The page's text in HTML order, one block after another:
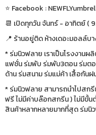
⭐️ Facebook :
📆 เปิดทุกวัน จันทร์ - อาทิตย์ (
📍 ร้านอยู่ติด ห้างเดอะมอลล์
* ร่มนิวฟลาย เราเป็นโรงงาน
แฟชั่น ร่มพับ ร่มพับ3ตอน ร่มตอ
ด้าน ร่มสนาม ร่มแม่ค้า เสื้อกันฝ
* ร่มนิวฟลาย สามารถนำไปสก
ฟรี ไม่มีค่าบล๊อกสกรีน ) ไม่มีขั้
สินค้าหลากหลายมากที่สุด ร่มนิ